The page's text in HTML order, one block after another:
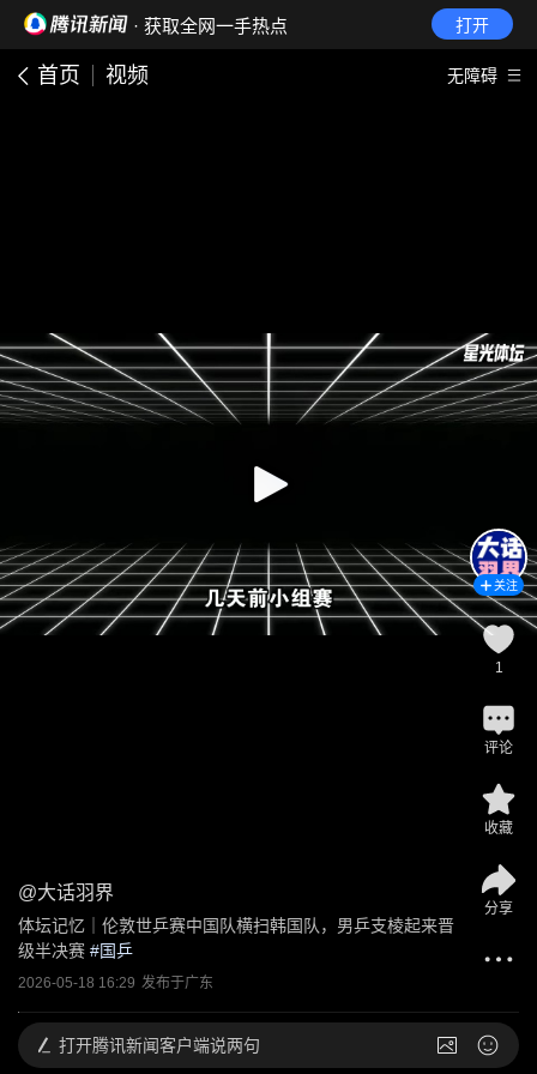
· 获取全网一手热点 打开
首页 视频 无障碍
@大话羽界
体坛记忆｜伦敦世乒赛中国队横扫韩国队，男乒支棱起来晋
级半决赛 #国乒
2026-05-18 16:29 发布于广东
关注
1
评论
收藏
分享
打开腾讯新闻客户端说两句